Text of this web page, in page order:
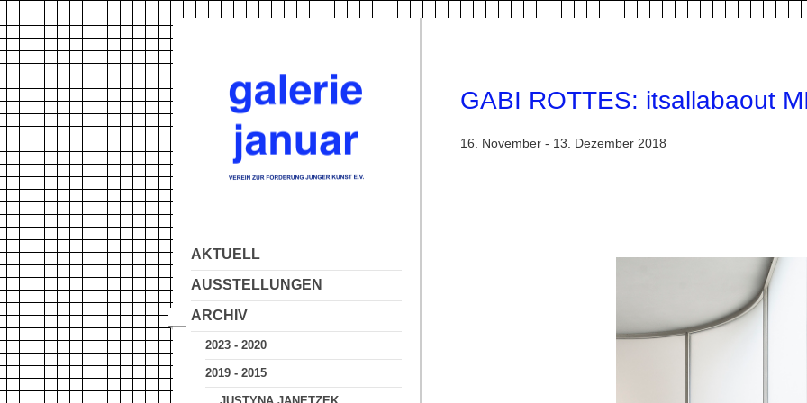
AKTUELL
AUSSTELLUNGEN
ARCHIV
2023 - 2020
2019 - 2015
GABI ROTTES: itsallabaout
16. November - 13. Dezember 2018